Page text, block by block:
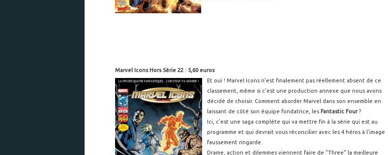
Marvel Icons Hors Série 22 : 5,60 euros
Et oui ! Marvel Icons n'est finalement pas réellement absent de ce
classement, même si c'est une production annexe que nous avons
décidé de choisir. Comment aborder Marvel dans son ensemble en
laissant de côté son équipe fondatrice, les Fantastic Four?
Ici, c'est une saga complète qui va mettre fin à la série qui est au
programme et qui devrait vous réconcilier avec les 4 héros à l'image
faussement ringarde.
Drame, action et dilemmes viennent faire de "Three" la meilleure